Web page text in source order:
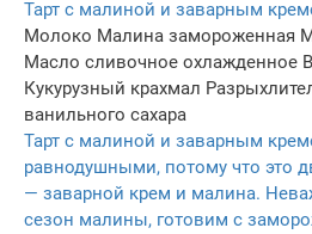
Тарт с малиной и заварным
Молоко Малина замороженная
Масло сливочное охлажденное
Кукурузный крахмал
ванильного сахара
Тарт с малиной и заварным
равнодушными, потому что это
— заварной крем и малина.
сезон малины, готовим с